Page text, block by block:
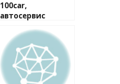
100car,
автосервис